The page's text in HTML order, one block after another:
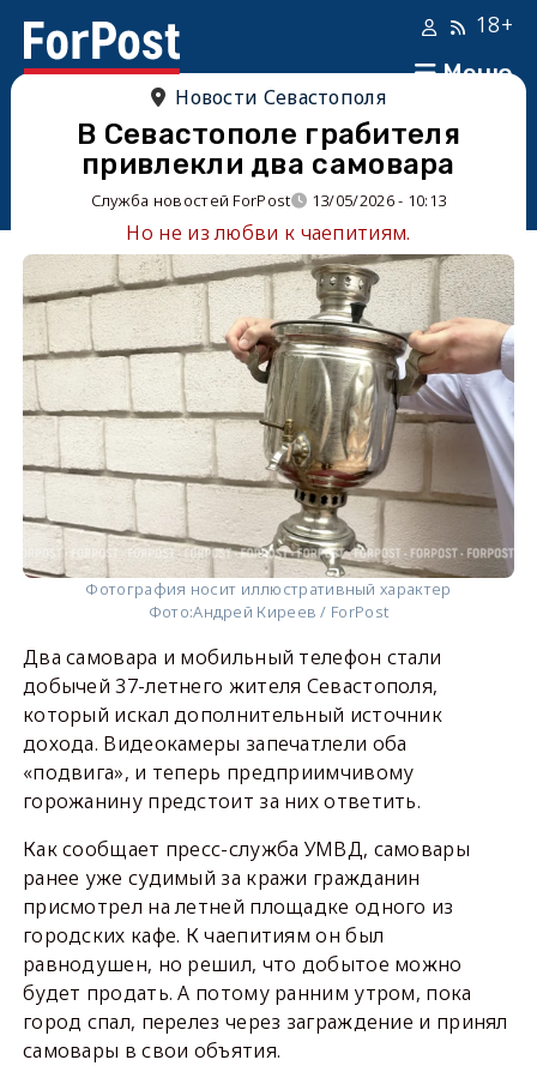
Меню
18+
Новости Севастополя
В Севастополе грабителя
привлекли два самовара
Служба новостей ForPost 13/05/2026 - 10:13
Но не из любви к чаепитиям.
Фотография носит иллюстративный характер
Фото:Андрей Киреев / ForPost
Два самовара и мобильный телефон стали
добычей 37-летнего жителя Севастополя,
который искал дополнительный источник
дохода. Видеокамеры запечатлели оба
«подвига», и теперь предприимчивому
горожанину предстоит за них ответить.
Как сообщает пресс-служба УМВД, самовары
ранее уже судимый за кражи гражданин
присмотрел на летней площадке одного из
городских кафе. К чаепитиям он был
равнодушен, но решил, что добытое можно
будет продать. А потому ранним утром, пока
город спал, перелез через заграждение и принял
самовары в свои объятия.